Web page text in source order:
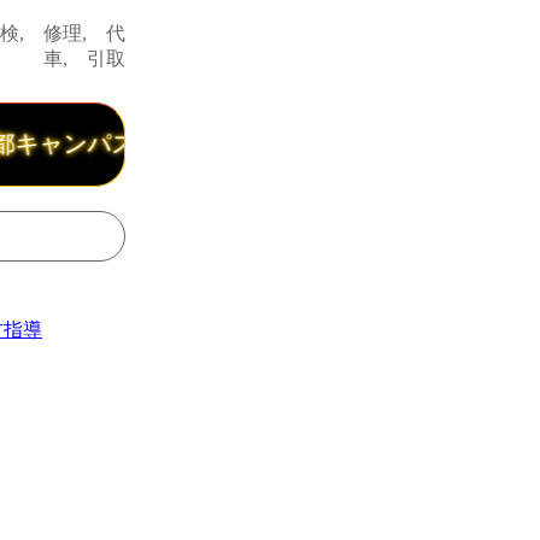
検, 修理, 代
車, 引取
ャンパスから３分、九大学研都市駅から５分
導